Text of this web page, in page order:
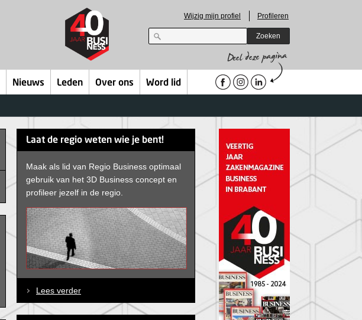
Wijzig mijn profiel Profileren
Zoeken
Nieuws Leden Over ons Word lid
Laat de regio weten wie je bent!
Maak als lid van Regio Business optimaal
gebruik van het 3D Business concept en
profileer jezelf in de regio.
Lees verder